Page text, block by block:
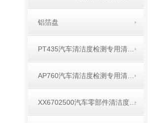
铝箔盘
XX6702500汽车零部件清洁度专用喷枪